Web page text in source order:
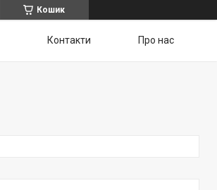
Кошик
Контакти Про нас